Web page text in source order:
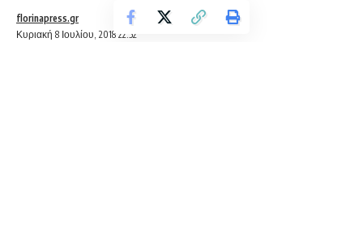
Κυριακή 8 Ιουλίου, 2018 22:52
florinapress.gr